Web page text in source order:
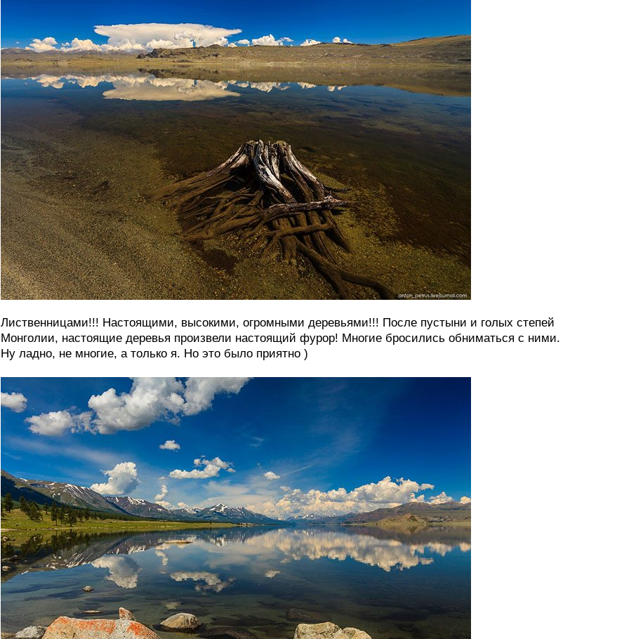
Лиственницами!!! Настоящими, высокими, огромными деревьями!!! После пустыни и голых степей
Монголии, настоящие деревья произвели настоящий фурор! Многие бросились обниматься с ними.
Ну ладно, не многие, а только я. Но это было приятно )